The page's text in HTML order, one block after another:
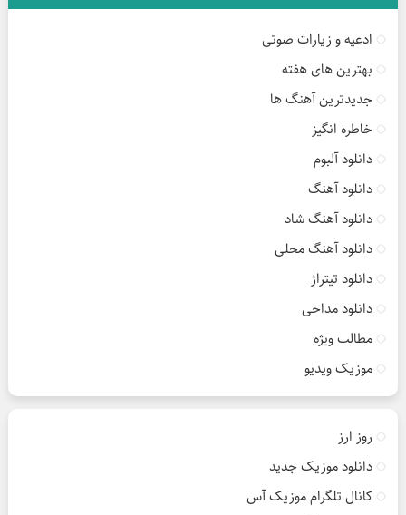
ادعیه و زیارات صوتی
بهترین های هفته
جدیدترین آهنگ ها
خاطره انگیز
دانلود آلبوم
دانلود آهنگ
دانلود آهنگ شاد
دانلود آهنگ محلی
دانلود تیتراژ
دانلود مداحی
مطالب ویژه
موزیک ویدیو
روز ارز
دانلود موزیک جدید
کانال تلگرام موزیک آس